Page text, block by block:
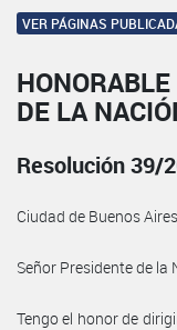
VER PÁGINAS
DE LA
Resolución 39/
Ciudad de Buenos
Señor Presidente de la
Tengo el honor de